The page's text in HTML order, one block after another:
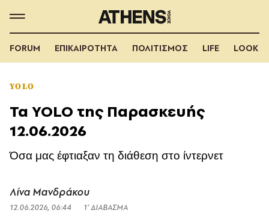
FORUM ΕΠΙΚΑΙΡΟΤΗΤΑ ΠΟΛΙΤΙΣΜΟΣ LIFE LOOK
YOLO
Τα YOLO της Παρασκευής
12.06.2026
Όσα μας έφτιαξαν τη διάθεση στο ίντερνετ
Λίνα Μανδράκου
12.06.2026, 06:44 1’ ΔΙΑΒΑΣΜΑ